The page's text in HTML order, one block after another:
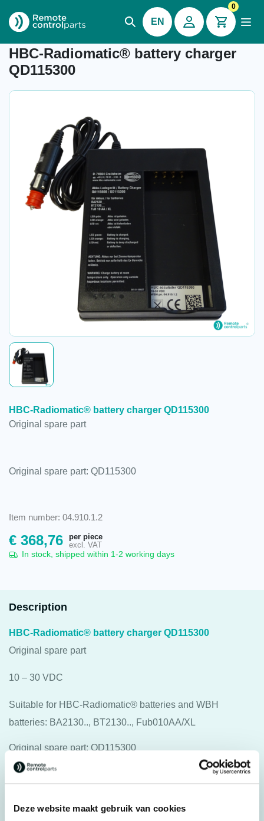
Deze website maakt gebruik van cookies
EN
0
Item number: 04.910.1.2
HBC-Radiomatic® battery charger
QD115300
HBC-Radiomatic® battery charger QD115300
Original spare part
Original spare part: QD115300
Item number: 04.910.1.2
€ 368,76
per piece
excl. VAT
In stock, shipped within 1-2 working days
Description
HBC-Radiomatic® battery charger QD115300
Original spare part
10 – 30 VDC
Suitable for HBC-Radiomatic® batteries and WBH
batteries: BA2130.., BT2130.., Fub010AA/XL
Original spare part: QD115300